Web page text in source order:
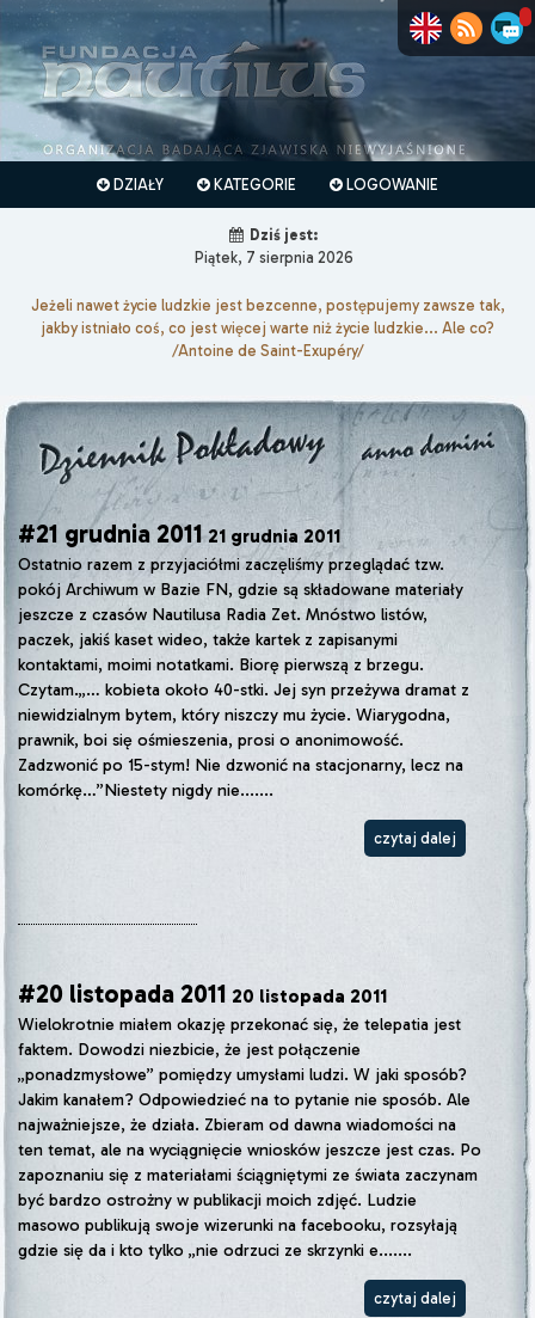
DZIAŁY KATEGORIE LOGOWANIE
Dziś jest:
Piątek, 7 sierpnia 2026
Jeżeli nawet życie ludzkie jest bezcenne, postępujemy zawsze tak,
jakby istniało coś, co jest więcej warte niż życie ludzkie... Ale co?
/Antoine de Saint-Exupéry/
#21 grudnia 2011 21 grudnia 2011
Ostatnio razem z przyjaciółmi zaczęliśmy przeglądać tzw.
pokój Archiwum w Bazie FN, gdzie są składowane materiały
jeszcze z czasów Nautilusa Radia Zet. Mnóstwo listów,
paczek, jakiś kaset wideo, także kartek z zapisanymi
kontaktami, moimi notatkami. Biorę pierwszą z brzegu.
Czytam.„… kobieta około 40-stki. Jej syn przeżywa dramat z
niewidzialnym bytem, który niszczy mu życie. Wiarygodna,
prawnik, boi się ośmieszenia, prosi o anonimowość.
Zadzwonić po 15-stym! Nie dzwonić na stacjonarny, lecz na
komórkę…”Niestety nigdy nie.......
czytaj dalej
#20 listopada 2011 20 listopada 2011
Wielokrotnie miałem okazję przekonać się, że telepatia jest
faktem. Dowodzi niezbicie, że jest połączenie
„ponadzmysłowe” pomiędzy umysłami ludzi. W jaki sposób?
Jakim kanałem? Odpowiedzieć na to pytanie nie sposób. Ale
najważniejsze, że działa. Zbieram od dawna wiadomości na
ten temat, ale na wyciągnięcie wniosków jeszcze jest czas. Po
zapoznaniu się z materiałami ściągniętymi ze świata zaczynam
być bardzo ostrożny w publikacji moich zdjęć. Ludzie
masowo publikują swoje wizerunki na facebooku, rozsyłają
gdzie się da i kto tylko „nie odrzuci ze skrzynki e.......
czytaj dalej